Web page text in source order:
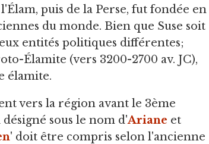
puis de la Perse, fut fondée en
du monde. Bien que Suse soit
entités politiques différentes;
Élamite (vers 3200-2700 av. JC),
élamite.
vers la région avant le 3ème
sous le nom d'Ariane et
' doit être compris selon l'ancienne